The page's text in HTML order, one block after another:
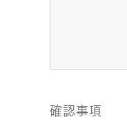
確認事項